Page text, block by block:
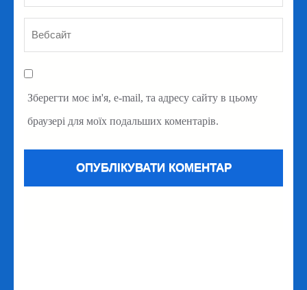
Зберегти моє ім'я, e-mail, та адресу сайту в цьому
браузері для моїх подальших коментарів.